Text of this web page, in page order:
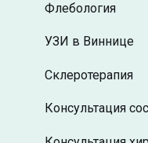
Флебология
УЗИ в Виннице
Склеротерапия
Консультация